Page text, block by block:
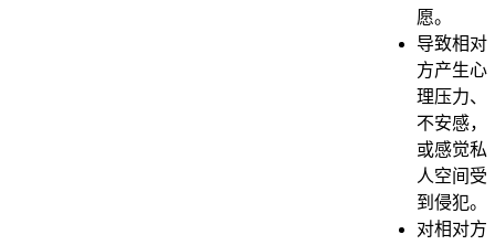
愿。
导致相对
方产生心
理压力、
不安感，
或感觉私
人空间受
到侵犯。
对相对方